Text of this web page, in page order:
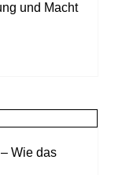
und Macht
Wie das